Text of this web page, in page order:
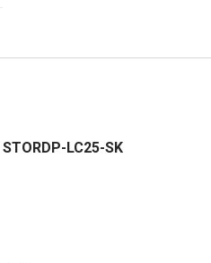
STORDP-LC25-SK